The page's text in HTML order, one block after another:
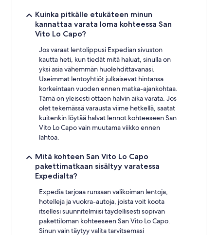
Kuinka pitkälle etukäteen minun
kannattaa varata loma kohteessa San
Vito Lo Capo?
Jos varaat lentolippusi Expedian sivuston
kautta heti, kun tiedät mitä haluat, sinulla on
yksi asia vähemmän huolehdittavanasi.
Useimmat lentoyhtiöt julkaisevat hintansa
korkeintaan vuoden ennen matka-ajankohtaa.
Tämä on yleisesti ottaen halvin aika varata. Jos
olet tekemässä varausta viime hetkellä, saatat
kuitenkin löytää halvat lennot kohteeseen San
Vito Lo Capo vain muutama viikko ennen
lähtöä.
Mitä kohteen San Vito Lo Capo
pakettimatkaan sisältyy varatessa
Expedialta?
Expedia tarjoaa runsaan valikoiman lentoja,
hotelleja ja vuokra-autoja, joista voit koota
itsellesi suunnitelmiisi täydellisesti sopivan
pakettiloman kohteeseen San Vito Lo Capo.
Sinun vain täytyy valita tarvitsemasi